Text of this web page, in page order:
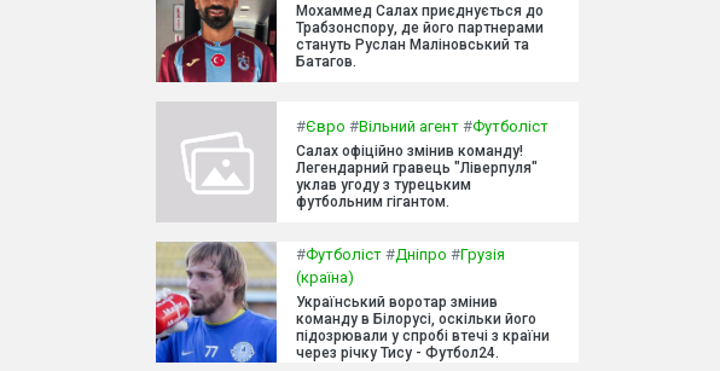
Мохаммед Салах приєднується до
Трабзонспору, де його партнерами
стануть Руслан Маліновський та
Батагов.
#Євро #Вільний агент #Футболіст
Салах офіційно змінив команду!
Легендарний гравець "Ліверпуля"
уклав угоду з турецьким
футбольним гігантом.
#Футболіст #Дніпро #Грузія
(країна)
Український воротар змінив
команду в Білорусі, оскільки його
підозрювали у спробі втечі з країни
через річку Тису - Футбол24.